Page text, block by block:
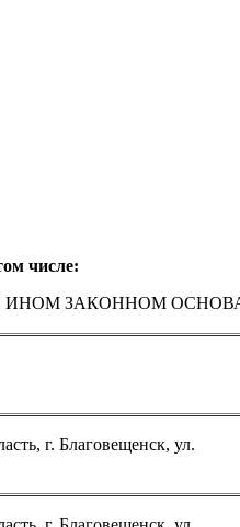
числе:
ЗАКОННОМ
г. Благовещенск, ул.